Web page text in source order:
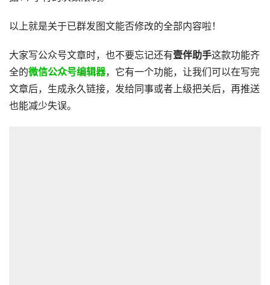
以上就是关于已群发图文能否修改的全部内容啦！
大家写公众号文章时，也不要忘记还有壹伴助手这款功能齐
全的微信公众号编辑器，它有一个功能，让我们可以在写完
文章后，生成永久链接，发给同事或者上级把关后，再推送
也能减少失误。